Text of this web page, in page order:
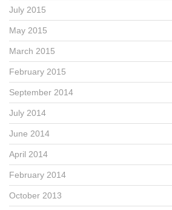
July 2015
May 2015
March 2015
February 2015
September 2014
July 2014
June 2014
April 2014
February 2014
October 2013